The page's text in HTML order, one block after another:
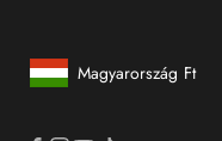
Geolokáció Gomb:
Magyarország Ft